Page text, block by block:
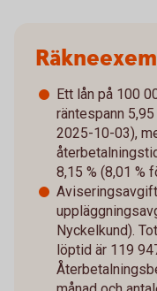
Ett lån på 100
räntespann
2025-10-03),
8,15 % (8,01 %
Nyckelkund).
löptid är 119